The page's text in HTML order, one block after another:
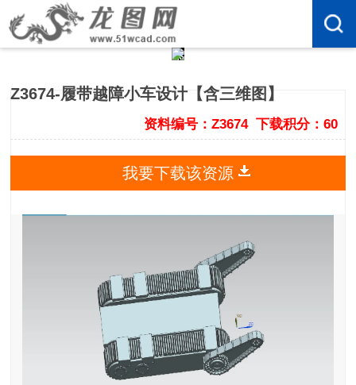
Z3674-履带越障小车设计【含三维图】
下载积分：60
资料编号：Z3674
我要下载该资源